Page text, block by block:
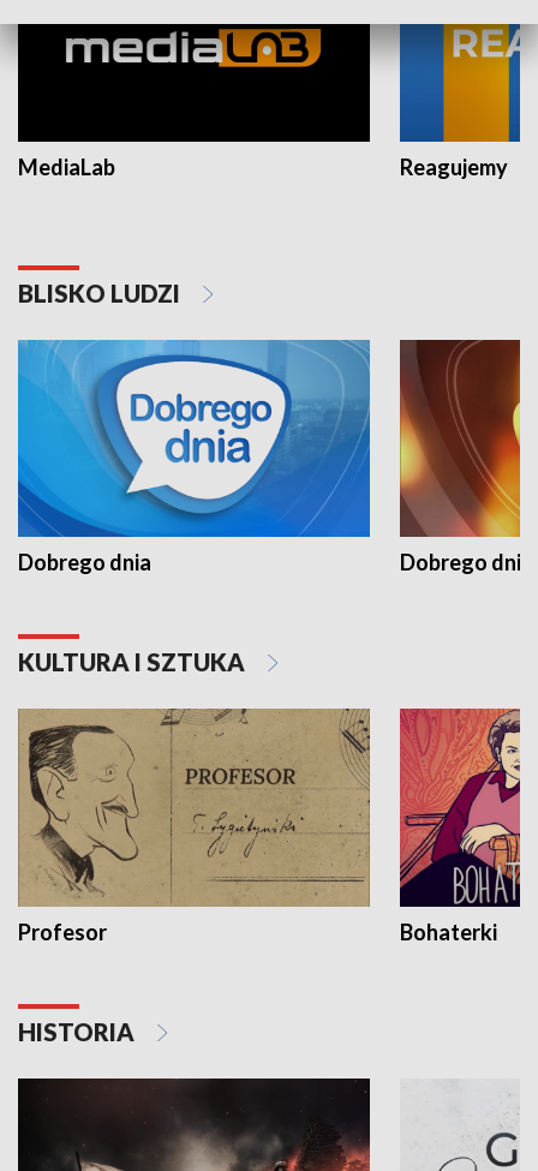
MediaLab Reagujemy
BLISKO LUDZI
Dobrego dnia Dobrego dnia
KULTURA I SZTUKA
Profesor Bohaterki
HISTORIA